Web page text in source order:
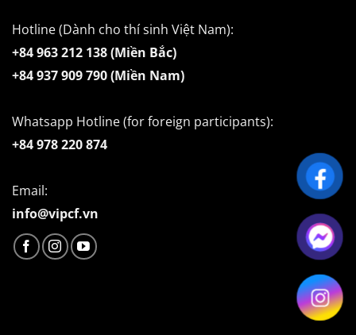
Hotline (Dành cho thí sinh Việt Nam):
+84 963 212 138 (Miền Bắc)
+84 937 909 790 (Miền Nam)
Whatsapp Hotline (for foreign participants):
+84 978 220 874
Email:
info@vipcf.vn